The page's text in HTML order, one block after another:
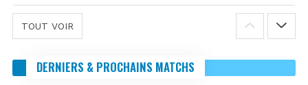
TOUT VOIR
DERNIERS & PROCHAINS MATCHS